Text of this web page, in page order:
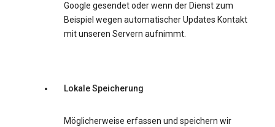
Google gesendet oder wenn der Dienst zum
Beispiel wegen automatischer Updates Kontakt
mit unseren Servern aufnimmt.
Lokale Speicherung
Möglicherweise erfassen und speichern wir